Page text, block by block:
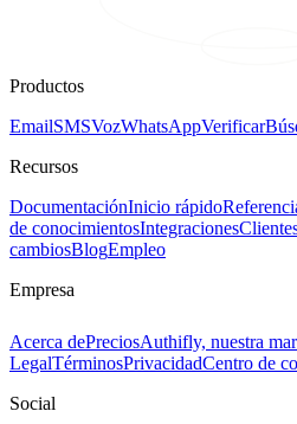
Productos
EmailSMSVozWhatsAppVerificar
Recursos
DocumentaciónInicio rápido
de conocimientosIntegraciones
cambiosBlogEmpleo
Empresa
Acerca dePreciosAuthifly, nuestra
LegalTérminosPrivacidadCentro de
Social